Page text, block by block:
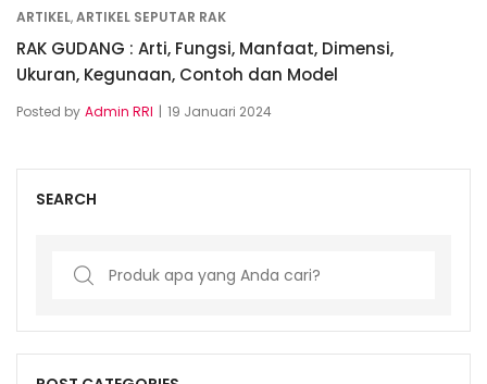
ARTIKEL,ARTIKEL SEPUTAR RAK
RAK GUDANG : Arti, Fungsi, Manfaat, Dimensi,
Ukuran, Kegunaan, Contoh dan Model
Posted by Admin RRI 19 Januari 2024
SEARCH
Search